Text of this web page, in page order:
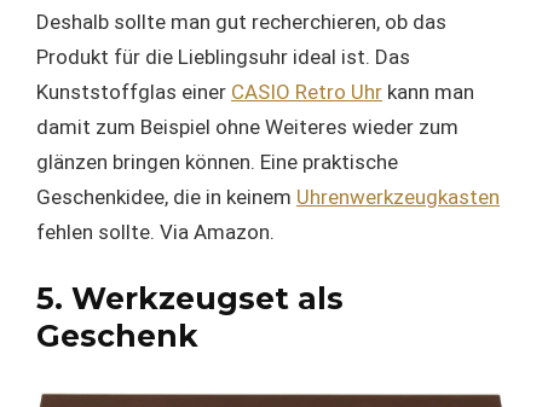
Deshalb sollte man gut recherchieren, ob das
Produkt für die Lieblingsuhr ideal ist. Das
Kunststoffglas einer CASIO Retro Uhr kann man
damit zum Beispiel ohne Weiteres wieder zum
glänzen bringen können. Eine praktische
Geschenkidee, die in keinem Uhrenwerkzeugkasten
fehlen sollte. Via Amazon.
5. Werkzeugset als
Geschenk